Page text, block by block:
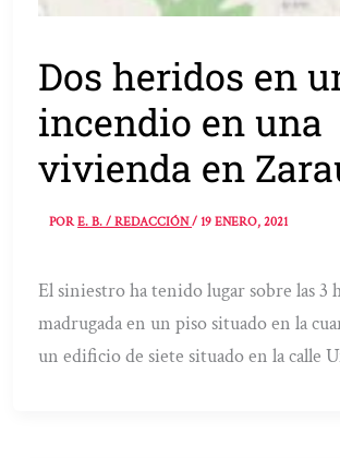
Dos heridos en
incendio en una
vivienda en
PORE. B. / REDACCIÓN/19 ENERO, 2021
El siniestro ha tenido lugar sobre las 3
madrugada en un piso situado en la
un edificio de siete situado en la calle